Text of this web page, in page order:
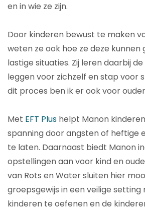
en in wie ze zijn.
Door kinderen bewust te maken
weten ze ook hoe ze deze kunnen
lastige situaties. Zij leren daarbij
leggen voor zichzelf en stap voor
dit proces ben ik er ook voor
Met EFT Plus helpt Manon
spanning door angsten of heftige
te laten. Daarnaast biedt Manon
opstellingen aan voor kind en
van Rots en Water sluiten hier
groepsgewijs in een veilige
kinderen te oefenen en de